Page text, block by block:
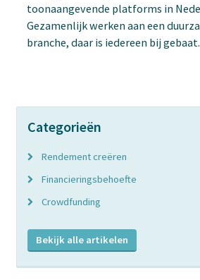
toonaangevende platforms in
Gezamenlijk werken aan een
branche, daar is iedereen bij gebaat.
Categorieën
Rendement creëren
Financieringsbehoefte
Crowdfunding
Bekijk alle artikelen